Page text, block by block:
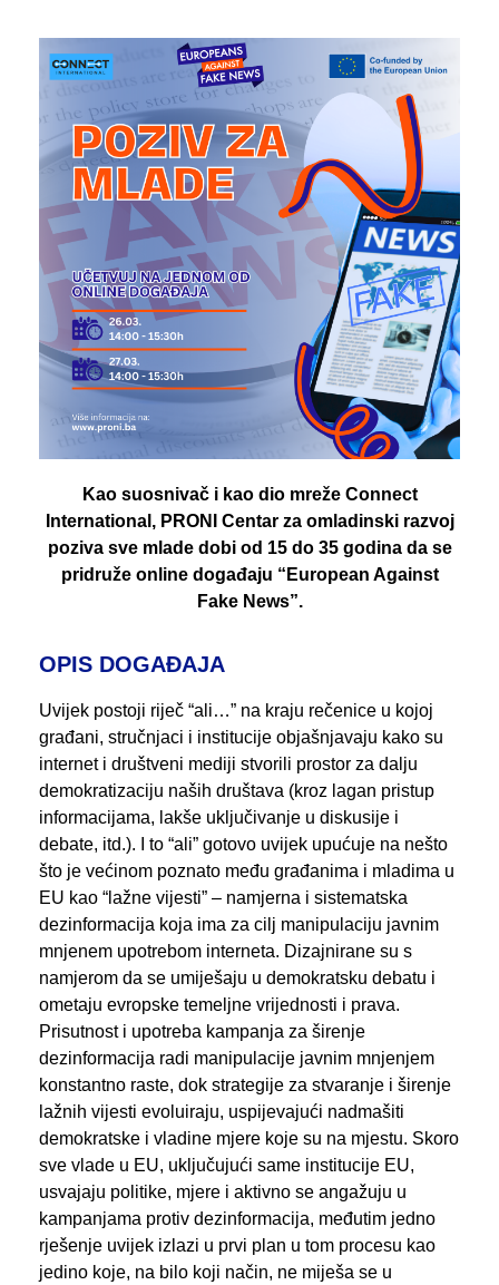
Kao suosnivač i kao dio mreže Connect
International, PRONI Centar za omladinski razvoj
poziva sve mlade dobi od 15 do 35 godina da se
pridruže online događaju “European Against
Fake News”.
OPIS DOGAĐAJA
Uvijek postoji riječ “ali…” na kraju rečenice u kojoj
građani, stručnjaci i institucije objašnjavaju kako su
internet i društveni mediji stvorili prostor za dalju
demokratizaciju naših društava (kroz lagan pristup
informacijama, lakše uključivanje u diskusije i
debate, itd.). I to “ali” gotovo uvijek upućuje na nešto
što je većinom poznato među građanima i mladima u
EU kao “lažne vijesti” – namjerna i sistematska
dezinformacija koja ima za cilj manipulaciju javnim
mnjenem upotrebom interneta. Dizajnirane su s
namjerom da se umiješaju u demokratsku debatu i
ometaju evropske temeljne vrijednosti i prava.
Prisutnost i upotreba kampanja za širenje
dezinformacija radi manipulacije javnim mnjenjem
konstantno raste, dok strategije za stvaranje i širenje
lažnih vijesti evoluiraju, uspijevajući nadmašiti
demokratske i vladine mjere koje su na mjestu. Skoro
sve vlade u EU, uključujući same institucije EU,
usvajaju politike, mjere i aktivno se angažuju u
kampanjama protiv dezinformacija, međutim jedno
rješenje uvijek izlazi u prvi plan u tom procesu kao
jedino koje, na bilo koji način, ne miješa se u